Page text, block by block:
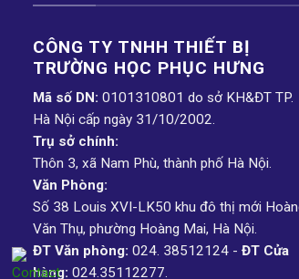
CÔNG TY TNHH THIẾT BỊ
TRƯỜNG HỌC PHỤC H­ƯNG
Mã số DN: 0101310801 do sở KH&ĐT TP.
Hà Nội cấp ngày 31/10/2002.
Trụ sở chính:
Thôn 3, xã Nam Phù, thành phố Hà Nội.
Văn Phòng:
Số 38 Louis XVI-LK50 khu đô thị mới
Văn Thụ, phường Hoàng Mai, Hà Nội.
ĐT Văn phòng: 024. 38512124 - ĐT Cửa
hàng: 024.35112277.